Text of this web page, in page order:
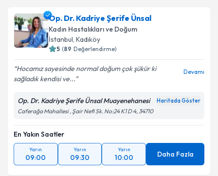
Op. Dr. Kadriye Şerife Ünsal
Kadın Hastalıkları ve Doğum
İstanbul, Kadıköy
5 (89 Değerlendirme)
Hocamız sayesinde normal doğum çok şükür ki
sağladık kendisi ve...
Devamı
Op. Dr. Kadriye Şerife Ünsal Muayenehanesi Haritada Göster
Caferağa Mahallesi , Şair Nefi Sk. No:24 K1 D 4, 34710
En Yakın Saatler
Yarın
09:00
Yarın
09:30
Yarın
10:00 Daha Fazla